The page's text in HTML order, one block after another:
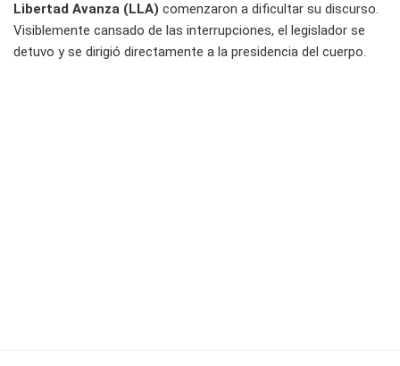
Libertad Avanza (LLA) comenzaron a dificultar su discurso.
Visiblemente cansado de las interrupciones, el legislador se
detuvo y se dirigió directamente a la presidencia del cuerpo.